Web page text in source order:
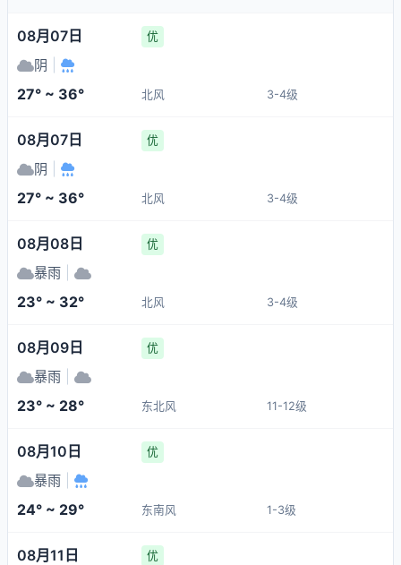
08月07日 优
阴
27° ~ 36° 北风 3-4级
08月07日 优
阴
27° ~ 36° 北风 3-4级
08月08日 优
暴雨
23° ~ 32° 北风 3-4级
08月09日 优
暴雨
23° ~ 28° 东北风 11-12级
08月10日 优
暴雨
24° ~ 29° 东南风 1-3级
08月11日 优